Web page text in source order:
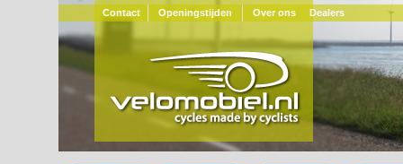
Contact Openingstijden Over ons Dealers